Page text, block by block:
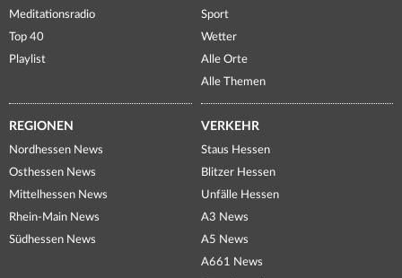
Meditationsradio
Top 40
Playlist
Sport
Wetter
Alle Orte
Alle Themen
REGIONEN
Nordhessen News
Osthessen News
Mittelhessen News
Rhein-Main News
Südhessen News
VERKEHR
Staus Hessen
Blitzer Hessen
Unfälle Hessen
A3 News
A5 News
A661 News